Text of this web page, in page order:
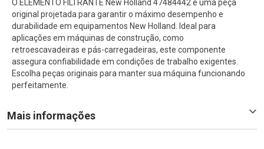
O ELEMENTO FILTRANTE New Holland 47484442 é uma peça
original projetada para garantir o máximo desempenho e
durabilidade em equipamentos New Holland. Ideal para
aplicações em máquinas de construção, como
retroescavadeiras e pás-carregadeiras, este componente
assegura confiabilidade em condições de trabalho exigentes.
Escolha peças originais para manter sua máquina funcionando
perfeitamente.
Mais informações